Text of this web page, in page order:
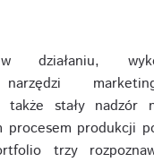
działaniu,
narzędzi
także stały nadzór
procesem produkcji
trzy